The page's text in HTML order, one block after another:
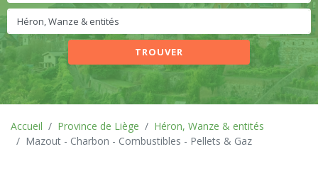
TROUVER
Accueil Province de Liège
Héron, Wanze & entités
Mazout - Charbon - Combustibles - Pellets & Gaz